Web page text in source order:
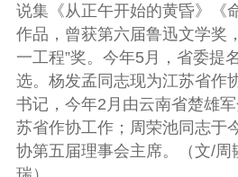
说集《从正午开始的黄昏》《
作品，曾获第六届鲁迅文学奖
一工程”奖。今年5月，省委提
选。杨发孟同志现为江苏省作
书记，今年2月由云南省楚雄
苏省作协工作；周荣池同志于
协第五届理事会主席。（文/周